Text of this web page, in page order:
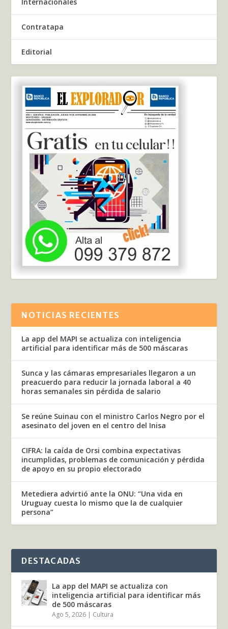
Contratapa
Editorial
NOTICIAS RECIENTES
La app del MAPI se actualiza con inteligencia
artificial para identificar más de 500 máscaras
Sunca y las cámaras empresariales llegaron a un
preacuerdo para reducir la jornada laboral a 40
horas semanales sin pérdida de salario
Se reúne Suinau con el ministro Carlos Negro por el
asesinato del joven en el centro del Inisa
CIFRA: la caída de Orsi combina expectativas
incumplidas, problemas de comunicación y pérdida
de apoyo en su propio electorado
Metediera advirtió ante la ONU: “Una vida en
Uruguay cuesta lo mismo que la de cualquier
persona”
DESTACADAS
La app del MAPI se actualiza con
inteligencia artificial para identificar más
de 500 máscaras
Ago 5, 2026 | Cultura